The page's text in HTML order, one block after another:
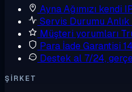
AynaAğımızı kendi
Servis Durumu
Müşteri yorumları
Para İade Garantisi
Destek al 7/24,
ŞIRKET